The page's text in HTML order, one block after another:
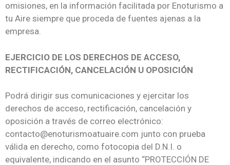
omisiones, en la información facilitada por Enoturismo a
tu Aire siempre que proceda de fuentes ajenas a la
empresa.
EJERCICIO DE LOS DERECHOS DE ACCESO,
RECTIFICACIÓN, CANCELACIÓN U OPOSICIÓN
Podrá dirigir sus comunicaciones y ejercitar los
derechos de acceso, rectificación, cancelación y
oposición a través de correo electrónico:
contacto@enoturismoatuaire.com junto con prueba
válida en derecho, como fotocopia del D.N.I. o
equivalente, indicando en el asunto “PROTECCIÓN DE